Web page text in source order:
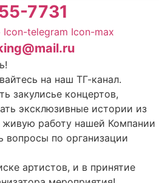
7731
Icon-telegram Icon-max
на наш ТГ-канал.
закулисье концертов,
эксклюзивные истории из
живую работу нашей Компании
вопросы по организации
артистов, и в принятие